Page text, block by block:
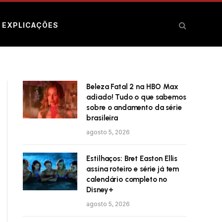
Beleza Fatal 2 na HBO Max
adiado! Tudo o que sabemos
sobre o andamento da série
brasileira
agosto 5, 2026
Estilhaços: Bret Easton Ellis
assina roteiro e série já tem
calendário completo no
Disney+
agosto 5, 2026